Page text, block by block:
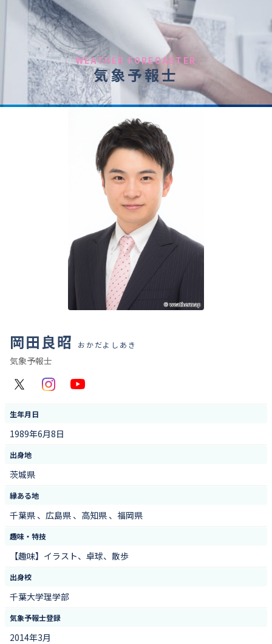
WEATHER FORECASTER
気象予報士
岡田良昭 おかだよしあき
気象予報士
InstagramYouTube
生年月日
1989年6月8日
出身地
茨城県
縁ある地
千葉県 、広島県 、高知県 、福岡県
趣味・特技
【趣味】イラスト、卓球、散歩
出身校
千葉大学理学部
気象予報士登録
2014年3月